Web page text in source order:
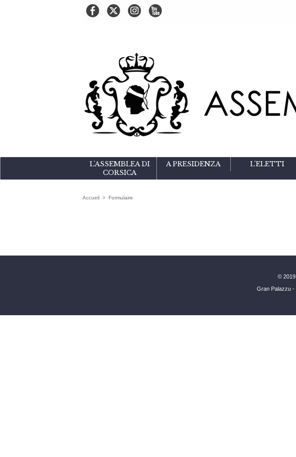
L'ASSEMBLEA DI
CORSICA
A PRESIDENZA L'ELETTI
Accueil > Formulaire
© 2019
Gran Palazzu -